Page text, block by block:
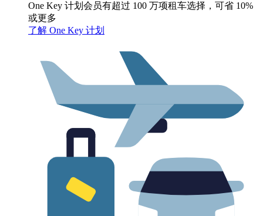
One Key 计划会员有超过 100 万项租车选择，可省 10%
或更多
了解 One Key 计划